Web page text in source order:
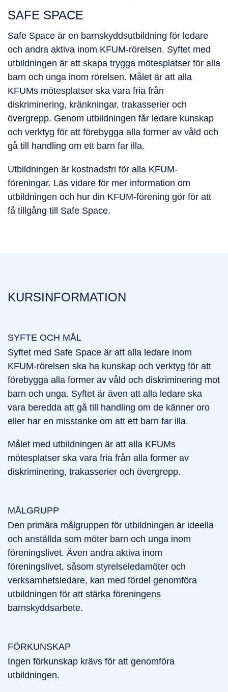
SAFE SPACE
Safe Space är en barnskyddsutbildning för ledare
och andra aktiva inom KFUM-rörelsen. Syftet med
utbildningen är att skapa trygga mötesplatser för alla
barn och unga inom rörelsen. Målet är att alla
KFUMs mötesplatser ska vara fria från
diskriminering, kränkningar, trakasserier och
övergrepp. Genom utbildningen får ledare kunskap
och verktyg för att förebygga alla former av våld och
gå till handling om ett barn far illa.
Utbildningen är kostnadsfri för alla KFUM-
föreningar. Läs vidare för mer information om
utbildningen och hur din KFUM-förening gör för att
få tillgång till Safe Space.
KURSINFORMATION
SYFTE OCH MÅL
Syftet med Safe Space är att alla ledare inom
KFUM-rörelsen ska ha kunskap och verktyg för att
förebygga alla former av våld och diskriminering mot
barn och unga. Syftet är även att alla ledare ska
vara beredda att gå till handling om de känner oro
eller har en misstanke om att ett barn far illa.
Målet med utbildningen är att alla KFUMs
mötesplatser ska vara fria från alla former av
diskriminering, trakasserier och övergrepp.
MÅLGRUPP
Den primära målgruppen för utbildningen är ideella
och anställda som möter barn och unga inom
föreningslivet. Även andra aktiva inom
föreningslivet, såsom styrelseledamöter och
verksamhetsledare, kan med fördel genomföra
utbildningen för att stärka föreningens
barnskyddsarbete.
FÖRKUNSKAP
Ingen förkunskap krävs för att genomföra
utbildningen.